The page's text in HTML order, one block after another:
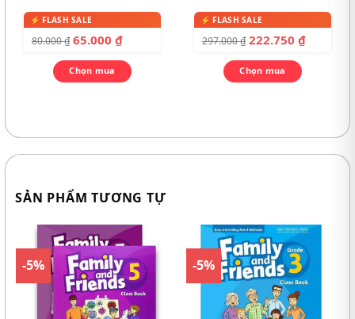
80.000₫ 65.000 ₫
Chọn mua
297.000₫ 222.750 ₫
Chọn mua
SẢN PHẨM TƯƠNG TỰ
-5% -5%